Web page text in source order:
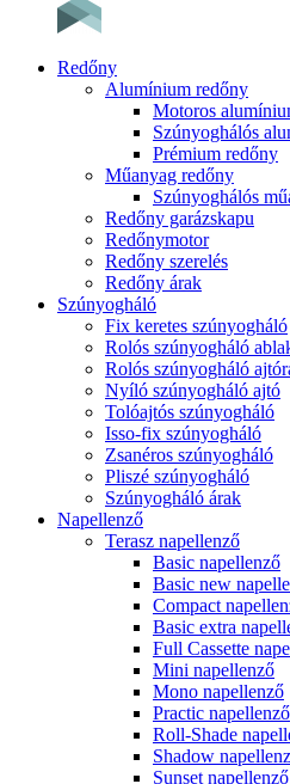
Redőny
Alumínium redőny
Motoros
Szúnyoghálós
Prémium redőny
Műanyag redőny
Szúnyoghálós
Redőny garázskapu
Redőnymotor
Redőny szerelés
Redőny árak
Szúnyogháló
Fix keretes szúnyogháló
Rolós szúnyogháló
Rolós szúnyogháló
Nyíló szúnyogháló ajtó
Tolóajtós szúnyogháló
Isso-fix szúnyogháló
Zsanéros szúnyogháló
Pliszé szúnyogháló
Szúnyogháló árak
Napellenző
Terasz napellenző
Basic napellenző
Basic new
Compact
Basic extra
Full Cassette
Mini napellenző
Mono napellenző
Practic napellenző
Roll-Shade
Shadow
Sunset napellenző